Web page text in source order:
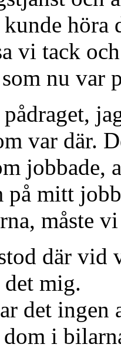
höra
vi tack
nu var
var där.
jobbade,
på mitt
måste
där vid
mig.
det ingen
i